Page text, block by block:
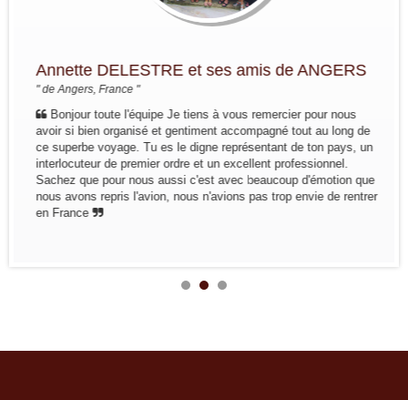
Annette DELESTRE et ses amis de ANGERS
" de Angers, France "
Bonjour toute l'équipe Je tiens à vous remercier pour nous
avoir si bien organisé et gentiment accompagné tout au long de
ce superbe voyage. Tu es le digne représentant de ton pays, un
interlocuteur de premier ordre et un excellent professionnel.
Sachez que pour nous aussi c'est avec beaucoup d'émotion que
nous avons repris l'avion, nous n'avions pas trop envie de rentrer
en France